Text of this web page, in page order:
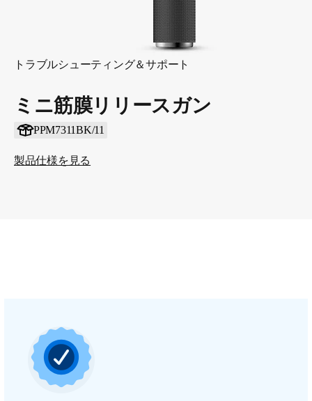
トラブルシューティング＆サポート
ミニ筋膜リリースガン
PPM7311BK/11
製品仕様を見る